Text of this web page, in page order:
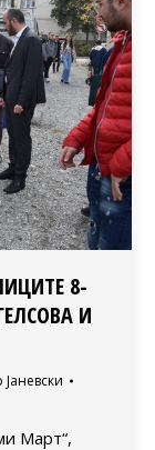
8-
И
Јаневски
Март“,